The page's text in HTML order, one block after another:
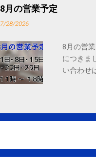
8月の営業予定
7/28/2026
8月の営
につきま
い合わせ